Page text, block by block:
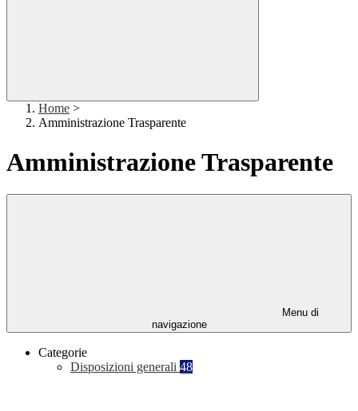
Home >
Amministrazione Trasparente
Amministrazione Trasparente
Menu di
navigazione
Categorie
Disposizioni generali 48